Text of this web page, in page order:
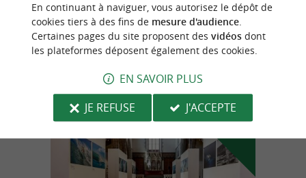
Centres Equestres à Urrugne
n
o
t
r
e
c
o
u
p
d
e
c
o
e
u
r
En continuant à naviguer, vous autorisez le dépôt de
cookies tiers à des fins de mesure d'audience.
Certaines pages du site proposent des vidéosdont
les plateformes déposent également des cookies.
EN SAVOIR PLUS
JE REFUSE
J'ACCEPTE